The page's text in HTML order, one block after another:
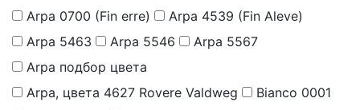
Arpa 0700 (Fin erre)
Arpa 4539 (Fin Aleve)
Arpa 5463
Arpa 5546
Arpa 5567
Arpa подбор цвета
Arpa, цвета 4627 Rovere Valdweg
Bianco 0001